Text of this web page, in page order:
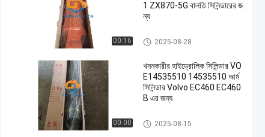
00:16
1 ZX870-5G বালতি সিলিন্ডারের জ
ন্য
বালতি সিলিন্ডার
2025-08-28
00:00
খননকারীর হাইড্রোলিক সিলিন্ডার VO
E14535510 14535510 আর্ম
সিলিন্ডার Volvo EC460 EC460
B এর জন্য
আর্ম সিলিন্ডার
2025-08-15